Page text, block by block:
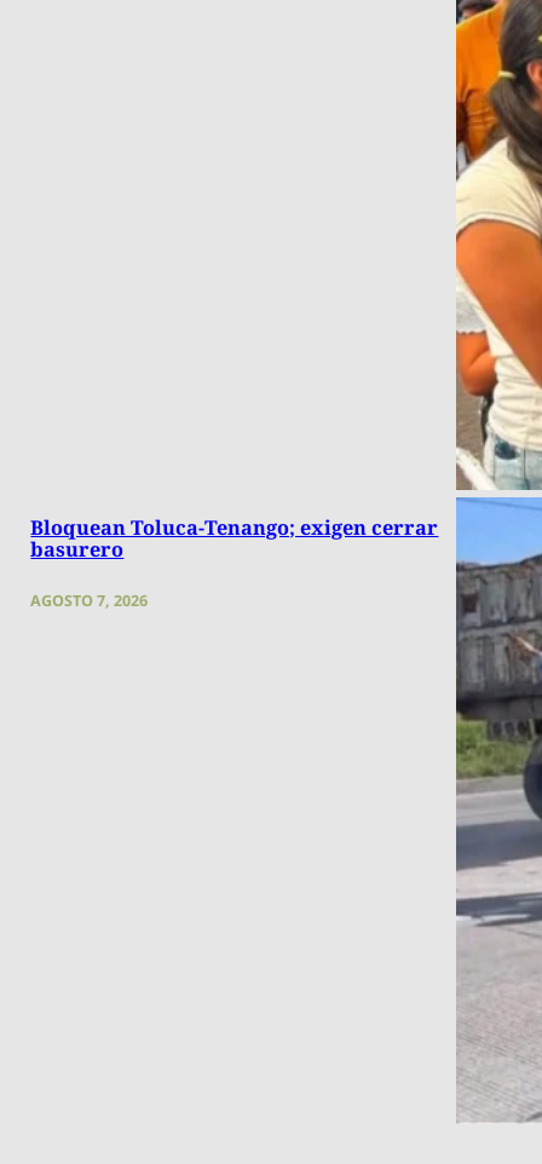
Bloquean Toluca-Tenango; exigen cerrar
basurero
AGOSTO 7, 2026